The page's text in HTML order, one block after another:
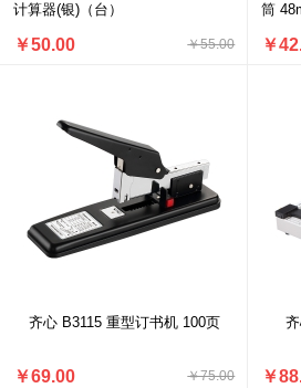
计算器(银)（台）
￥55.00
￥50.00
筒
￥
齐心 B3115 重型订书机 100页
￥75.00
￥69.00 ￥